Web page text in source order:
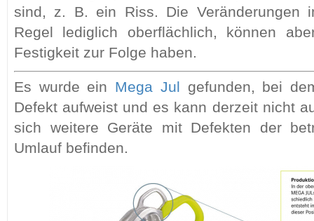
sind, z. B. ein Riss. Die Veränderungen
Regel lediglich oberflächlich, können
Festigkeit zur Folge haben.
Es wurde ein Mega Jul gefunden, bei
Defekt aufweist und es kann derzeit nicht
sich weitere Geräte mit Defekten der
Umlauf befinden.